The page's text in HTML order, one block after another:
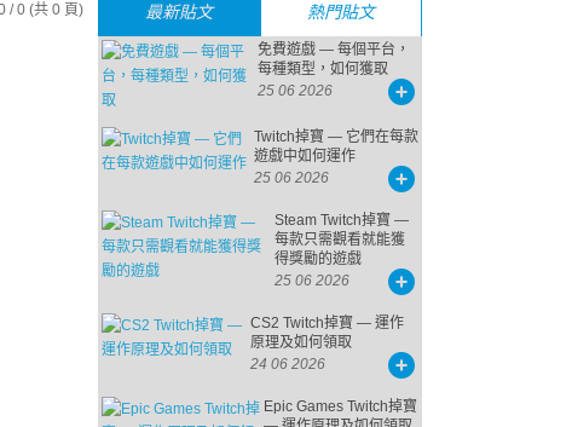
/ 0 (共 0 頁) 最新貼文 熱門貼文
免費遊戲 — 每個平台，
每種類型，如何獲取
25 06 2026
Twitch掉寶 — 它們在每款
遊戲中如何運作
25 06 2026
Steam Twitch掉寶 —
每款只需觀看就能獲
得獎勵的遊戲
25 06 2026
CS2 Twitch掉寶 — 運作
原理及如何領取
24 06 2026
Epic Games Twitch掉寶